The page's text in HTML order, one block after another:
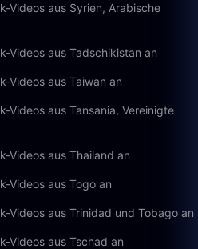
Videos aus Syrien, Arabische
Videos aus Tadschikistan an
Videos aus Taiwan an
Videos aus Tansania, Vereinigte
Videos aus Thailand an
Videos aus Togo an
Videos aus Trinidad und Tobago an
Videos aus Tschad an